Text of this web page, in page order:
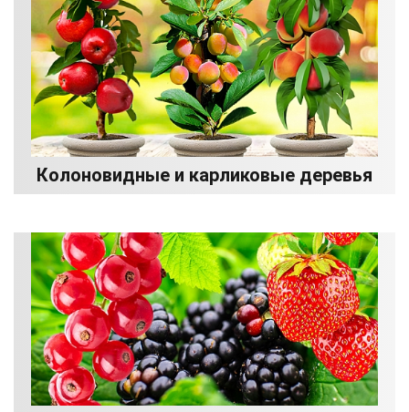
Колоновидные и карликовые деревья